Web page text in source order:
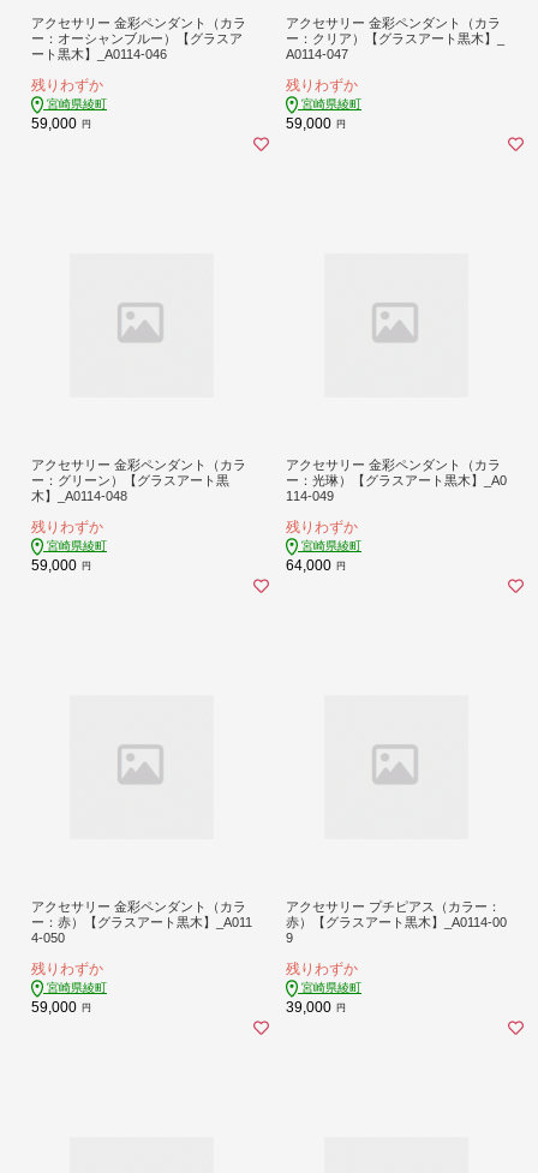
アクセサリー 金彩ペンダント（カラ
ー：オーシャンブルー）【グラスア
ート黒木】_A0114-046
残りわずか
宮崎県綾町
59,000 円
アクセサリー 金彩ペンダント（カラ
ー：クリア）【グラスアート黒木】_
A0114-047
残りわずか
宮崎県綾町
59,000 円
アクセサリー 金彩ペンダント（カラ
ー：グリーン）【グラスアート黒
木】_A0114-048
残りわずか
宮崎県綾町
59,000 円
アクセサリー 金彩ペンダント（カラ
ー：光琳）【グラスアート黒木】_A0
114-049
残りわずか
宮崎県綾町
64,000 円
アクセサリー 金彩ペンダント（カラ
ー：赤）【グラスアート黒木】_A011
4-050
残りわずか
宮崎県綾町
59,000 円
アクセサリー プチピアス（カラー：
赤）【グラスアート黒木】_A0114-00
9
残りわずか
宮崎県綾町
39,000 円